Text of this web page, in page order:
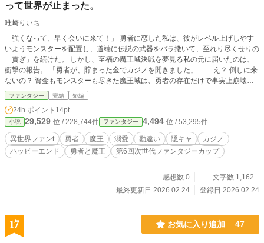
って世界が止まった。
唯崎りいち
「強くなって、早く会いに来て！」 勇者に恋した私は、彼がレベル上げしやす
いようモンスターを配置し、道端に伝説の武器をバラ撒いて、至れり尽くせりの
「貢ぎ」を続けた。 しかし、至福の魔王城決戦を夢見る私の元に届いたのは、
衝撃の報告。 「勇者が、貯まった金でカジノを開きました」 ……え？ 倒しに来
ないの？ 資金もモンスターも尽きた魔王城は、勇者の存在だけで事実上崩壊。
一方、女難に疲れた隠キャ勇者は、唯一自分を全肯定してくれる「貢ぎ主（魔
王）」を求めていて――。 貢ぎすぎた魔王×引きこもりたい勇者。 世界を止め
た二人の、斜め上のハッピーエンド！
ファンタジー 完結 短編
24h.ポイント 14pt
小説 29,529 位 / 228,744件 ファンタジー 4,494 位 / 53,295件
異世界ファンt 勇者 魔王 溺愛 勘違い 隠キャ
カジノ
ハッピーエンド
勇者と魔王 第6回次世代ファンタジーカップ
感想数 0
文字数 1,162
最終更新日 2026.02.24
登録日 2026.02.24
17 お気に入り追加 47